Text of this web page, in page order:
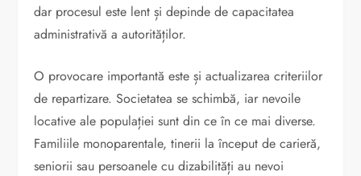
dar procesul este lent și depinde de capacitatea
administrativă a autorităților.
O provocare importantă este și actualizarea criteriilor
de repartizare. Societatea se schimbă, iar nevoile
locative ale populației sunt din ce în ce mai diverse.
Familiile monoparentale, tinerii la început de carieră,
seniorii sau persoanele cu dizabilități au nevoi